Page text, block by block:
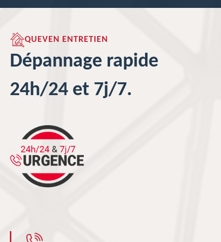
QUEVEN ENTRETIEN
Dépannage rapide
24h/24 et 7j/7.